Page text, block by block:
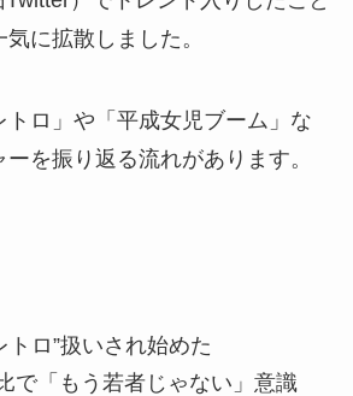
に拡散しました。
トロ」や「平成女児ブーム」な
を振り返る流れがあります。
トロ”扱いされ始めた
で「もう若者じゃない」意識